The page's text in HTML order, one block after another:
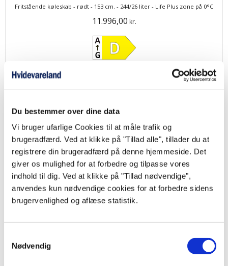
Du bestemmer over dine data
Vi bruger ufarlige Cookies til at måle trafik og
brugeradfærd. Ved at klikke på "Tillad alle", tillader du at
registrere din brugeradfærd på denne hjemmeside. Det
giver os mulighed for at forbedre og tilpasse vores
indhold til dig. Ved at klikke på "Tillad nødvendige",
anvendes kun nødvendige cookies for at forbedre sidens
brugervenlighed og aflæse statistik.
Nødvendig
Fritstående køleskab - rødt - 153 cm. - 244/26 liter - Life Plus zone på 0°C
11.996,00 kr.
Smeg FAB28RLI5 Retro